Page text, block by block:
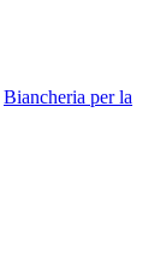
Biancheria per la